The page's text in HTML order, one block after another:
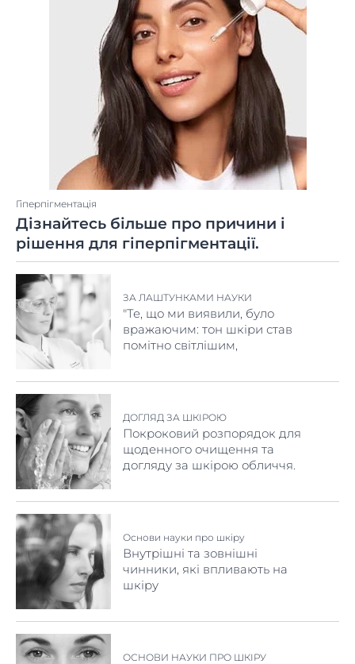
Гіперпігментація
Дізнайтесь більше про причини і
рішення для гіперпігментації.
ЗА ЛАШТУНКАМИ НАУКИ
"Те, що ми виявили, було
вражаючим: тон шкіри став
помітно світлішим,
ДОГЛЯД ЗА ШКІРОЮ
Покроковий розпорядок для
щоденного очищення та
догляду за шкірою обличчя.
Основи науки про шкіру
Внутрішні та зовнішні
чинники, які впливають на
шкіру
ОСНОВИ НАУКИ ПРО ШКІРУ